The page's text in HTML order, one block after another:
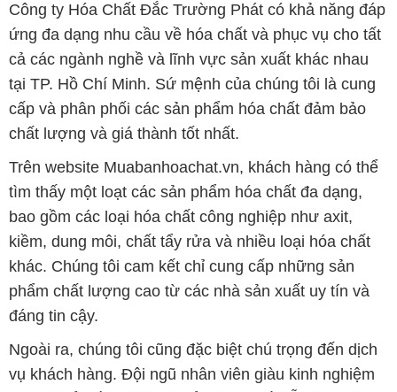
phẩm phù hợp với nhu cầu của họ. Chúng tôi cam
kết mang đến trải nghiệm mua sắm dễ dàng và tin
cậy cho khách hàng.
CÔNG TY XNK TM SX HÓA CHẤT ĐẮC TRƯỜNG PHÁT
Giấy chứng nhận Đăng ký Kinh doanh số 0304188681 do Sở Kế
hoạch và Đầu tư Thành phố Hồ Chí Minh cấp ngày 19-01-2017
🌐MUABANHOACHAT.VN